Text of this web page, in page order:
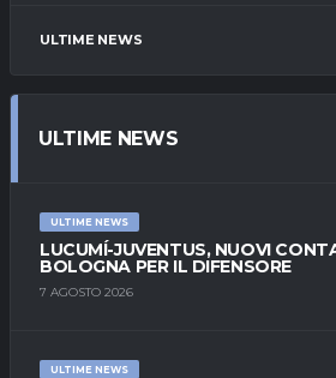
ULTIME NEWS
ULTIME NEWS
ULTIME NEWS
LUCUMÍ-JUVENTUS, NUOVI
BOLOGNA PER IL DIFENSORE
7 AGOSTO 2026
ULTIME NEWS